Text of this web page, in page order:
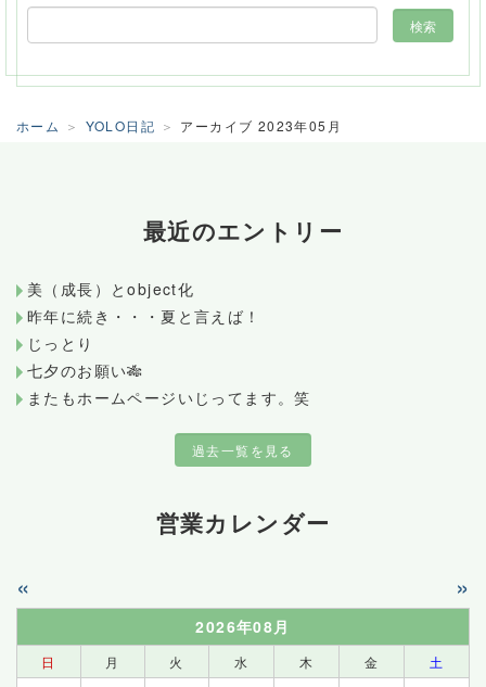
ホーム YOLO日記 アーカイブ 2023年05月
最近のエントリー
美（成長）とobject化
昨年に続き・・・夏と言えば！
じっとり
七夕のお願い🎋
またもホームページいじってます。笑
過去一覧を見る
営業カレンダー
« »
2026年08月
日 月 火 水 木 金
土